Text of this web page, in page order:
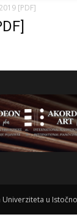
plus
[PDF]
u